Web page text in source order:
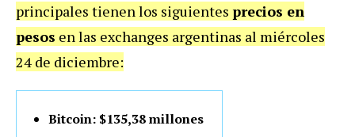
principales tienen los siguientes precios en
pesos en las exchanges argentinas al miércoles
24 de diciembre:
Bitcoin: $135,38 millones